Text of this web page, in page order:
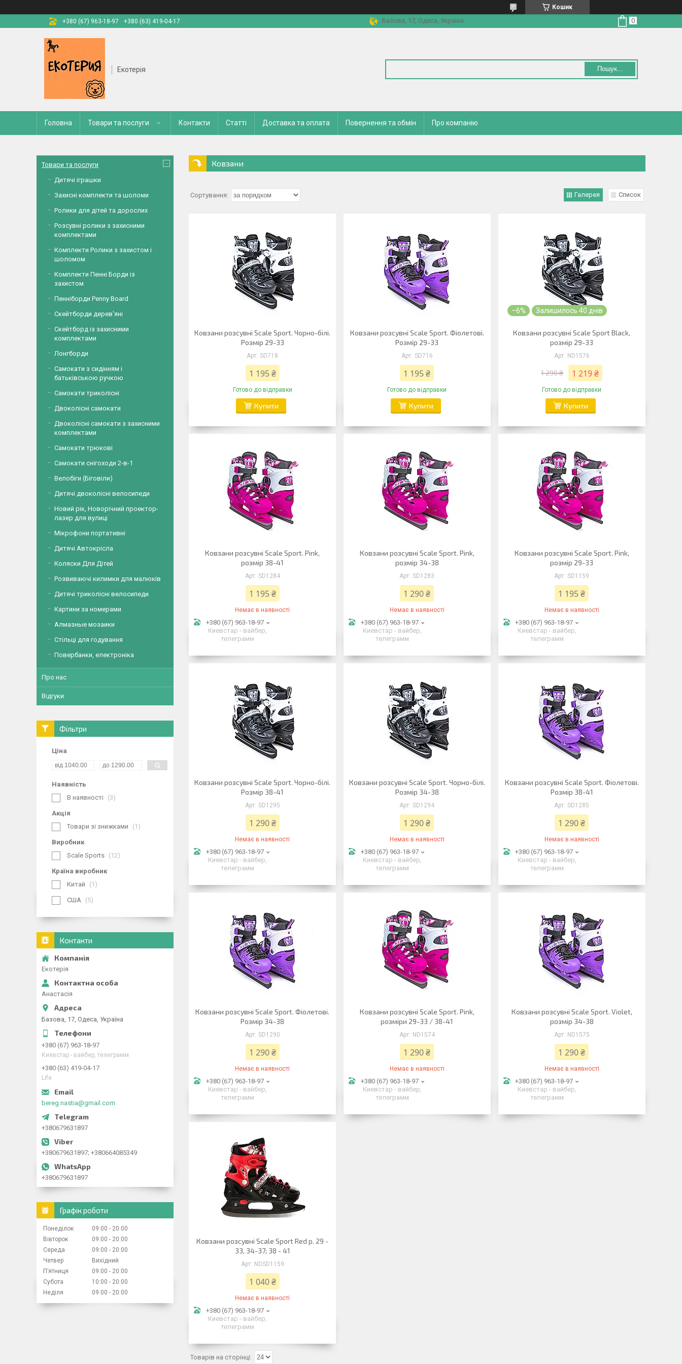
Кошик
+380 (67) 963-18-97
+380 (63) 419-04-17 Базова, 17, Одеса, Україна
Екотерія Пошук...
Головна Товари та послуги Контакти Статті Доставка та оплата Повернення та обмін Про компанію
Ковзани
Галерея Список
Ковзани розсувні Scale Sport. Чорно-білі.
Розмір 29-33
SD718
1 195 ₴
Готово до відправки
Купити
Ковзани розсувні Scale Sport. Фіолетові.
Розмір 29-33
SD716
1 195 ₴
Готово до відправки
Купити
–6% Залишилось 40 днів
Ковзани розсувні Scale Sport Black,
розмір 29-33
ND1576
1 290 ₴ 1 219 ₴
Готово до відправки
Купити
Ковзани розсувні Scale Sport. Pink,
розмір 38-41
SD1284
1 195 ₴
Немає в наявності
+380 (67) 963-18-97
Киевстар - вайбер,
телеграмм
Ковзани розсувні Scale Sport. Pink,
розмір 34-38
SD1283
1 290 ₴
Немає в наявності
+380 (67) 963-18-97
Киевстар - вайбер,
телеграмм
Ковзани розсувні Scale Sport. Pink,
розмір 29-33
SD1159
1 195 ₴
Немає в наявності
+380 (67) 963-18-97
Киевстар - вайбер,
телеграмм
Ковзани розсувні Scale Sport. Чорно-білі.
Розмір 38-41
SD1295
1 290 ₴
Немає в наявності
+380 (67) 963-18-97
Киевстар - вайбер,
телеграмм
Ковзани розсувні Scale Sport. Чорно-білі.
Розмір 34-38
SD1294
1 290 ₴
Немає в наявності
+380 (67) 963-18-97
Киевстар - вайбер,
телеграмм
Ковзани розсувні Scale Sport. Фіолетові.
Розмір 38-41
SD1285
1 290 ₴
Немає в наявності
+380 (67) 963-18-97
Киевстар - вайбер,
телеграмм
Ковзани розсувні Scale Sport. Фіолетові.
Розмір 34-38
SD1290
1 290 ₴
Немає в наявності
+380 (67) 963-18-97
Киевстар - вайбер,
телеграмм
Ковзани розсувні Scale Sport. Pink,
розміри 29-33 / 38-41
ND1574
1 290 ₴
Немає в наявності
+380 (67) 963-18-97
Киевстар - вайбер,
телеграмм
Ковзани розсувні Scale Sport. Violet,
розмір 34-38
ND1575
1 290 ₴
Немає в наявності
+380 (67) 963-18-97
Киевстар - вайбер,
телеграмм
Ковзани розсувні Scale Sport Red р. 29 -
33, 34-37; 38 - 41
NDSD1159
1 040 ₴
Немає в наявності
+380 (67) 963-18-97
Киевстар - вайбер,
телеграмм
Товари та послуги
Дитячі іграшки
Захисні комплекти та шоломи
Ролики для дітей та дорослих
Розсувні ролики з захисними
комплектами
Комплекти Ролики з захистом і
шоломом
Комплекти Пенні Борди із
захистом
Пенніборди Penny Board
Скейтборди дерев'яні
Скейтборд із захисними
комплектами
Лонгборди
Самокати з сидінням і
батьківською ручкою
Самокати триколісні
Двоколісні самокати
Двоколісні самокати з захисними
комплектами
Самокати трюкові
Самокати снігоходи 2-в-1
Велобіги (Біговіли)
Дитячі двоколісні велосипеди
Новий рік, Новорічний проектор-
лазер для вулиці
Мікрофони портативні
Дитячі Автокрісла
Коляски Для Дітей
Розвиваючі килимки для малюків
Дитячі триколісні велосипеди
Картини за номерами
Алмазные мозаики
Стільці для годування
Повербанки, електроніка
Про нас
Відгуки
Фільтри
Ціна
Наявність
В наявності
3
Акція
Товари зі знижками
1
Виробник
Scale Sports
12
Країна виробник
Китай
1
США 5
Контакти
Екотерія
Анастасія
Базова, 17, Одеса, Україна
+380 (67) 963-18-97
Киевстар - вайбер, телеграмм
+380 (63) 419-04-17
Life
bereg.nastia@gmail.com
+380679631897
+380679631897; +380664085349
+380679631897
Графік роботи
Понеділок 09:00
20:00
Вівторок
09:00
20:00
Середа
09:00
20:00
Четвер
Вихідний
Пʼятниця
09:00
20:00
Субота
10:00
20:00
Неділя
09:00 20:00